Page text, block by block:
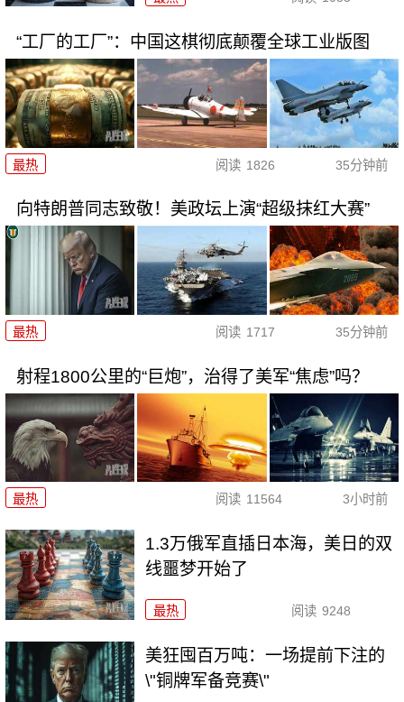
“工厂的工厂”：中国这棋彻底颠覆全球工业版图
最热 阅读 1826 35分钟前
向特朗普同志致敬！美政坛上演“超级抹红大赛”
最热 阅读 1717 35分钟前
射程1800公里的“巨炮”，治得了美军“焦虑”吗？
最热 阅读 11564 3小时前
1.3万俄军直插日本海，美日的双
线噩梦开始了
最热 阅读 9248
美狂囤百万吨：一场提前下注的
\"铜牌军备竞赛\"